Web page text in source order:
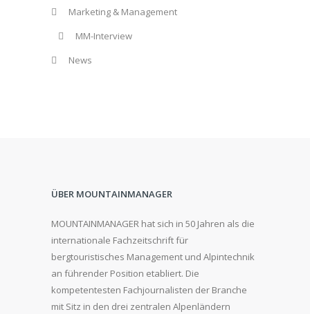
Marketing & Management
MM-Interview
News
ÜBER MOUNTAINMANAGER
MOUNTAINMANAGER hat sich in 50 Jahren als die
internationale Fachzeitschrift für
bergtouristisches Management und Alpintechnik
an führender Position etabliert. Die
kompetentesten Fachjournalisten der Branche
mit Sitz in den drei zentralen Alpenländern